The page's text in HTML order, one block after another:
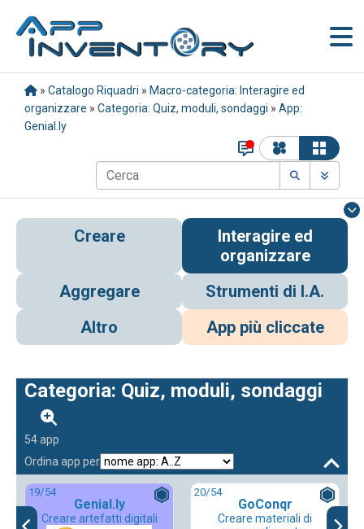
» Catalogo Riquadri » Macro-categoria: Interagire ed
organizzare » Categoria: Quiz, moduli, sondaggi » App:
Genial.ly
Creare
Interagire ed
organizzare
Aggregare
Strumenti di I.A.
Altro
App più cliccate
Categoria: Quiz, moduli, sondaggi
54 app
Ordina app per
19/54
Genial.ly
Creare artefatti digitali
20/54
GoConqr
Creare materiali di